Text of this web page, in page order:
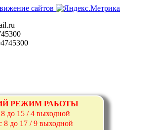
РЕЖИМ РАБОТЫ
8 до 15 / 4 выходной
8 до 17 / 9 выходной